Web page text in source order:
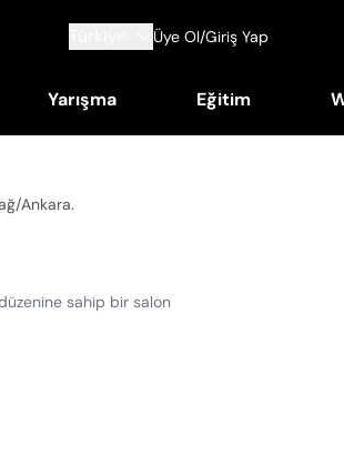
Üye Ol/Giriş Yap
Yarışma Eğitim
Ankara.
sahip bir salon